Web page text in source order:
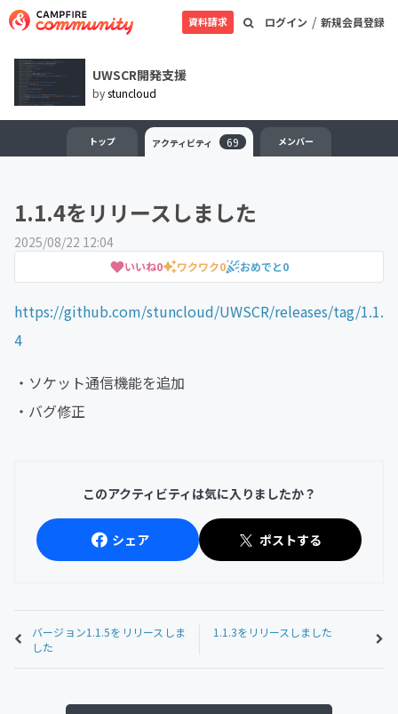
ログイン / 新規会員登録
資料請求
UWSCR開発支援
bystuncloud
トップ アクティビティ 69 メンバー
1.1.4をリリースしました
2025/08/22 12:04
いいね0 ワクワク0 おめでと0
https://github.com/stuncloud/UWSCR/releases/tag/1.1.
4
・ソケット通信機能を追加
・バグ修正
このアクティビティは気に入りましたか？
シェア ポストする
バージョン1.1.5をリリースしま
した
1.1.3をリリースしました